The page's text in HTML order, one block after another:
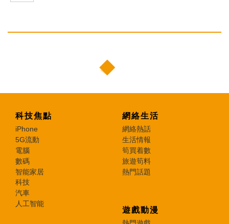
科技焦點
iPhone
5G流動
電腦
數碼
智能家居
科技
汽車
人工智能
網絡生活
網絡熱話
生活情報
筍買着數
旅遊筍料
熱門話題
遊戲動漫